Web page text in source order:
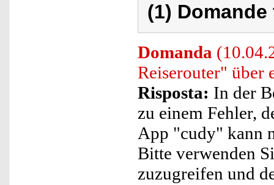
(1)
Domanda
Reiserouter" über
Risposta: In der
zu einem Fehler,
App "cudy" kann
Bitte verwenden
zuzugreifen und